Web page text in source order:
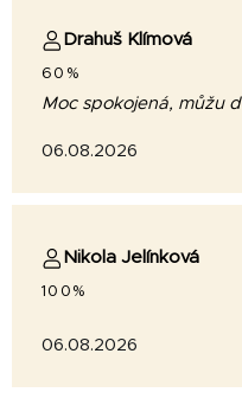
Drahuš Klímová
60%
Moc spokojená, můžu
06.08.2026
Nikola Jelínková
100%
06.08.2026